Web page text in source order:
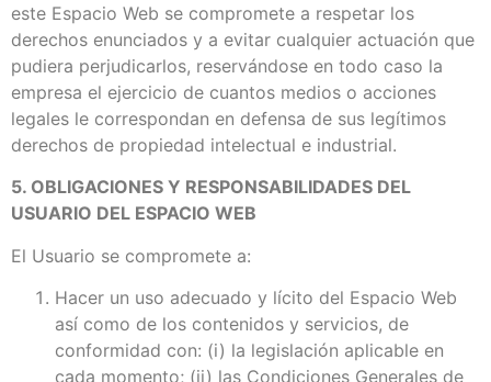
este Espacio Web se compromete a respetar los
derechos enunciados y a evitar cualquier actuación que
pudiera perjudicarlos, reservándose en todo caso la
empresa el ejercicio de cuantos medios o acciones
legales le correspondan en defensa de sus legítimos
derechos de propiedad intelectual e industrial.
5. OBLIGACIONES Y RESPONSABILIDADES DEL
USUARIO DEL ESPACIO WEB
El Usuario se compromete a:
Hacer un uso adecuado y lícito del Espacio Web
así como de los contenidos y servicios, de
conformidad con: (i) la legislación aplicable en
cada momento; (ii) las Condiciones Generales de